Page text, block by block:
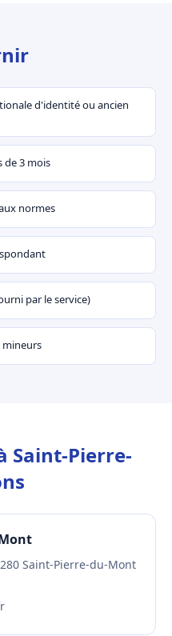
d'identité ou ancien
de 3 mois
normes
par le service)
Saint-Pierre-
Saint-Pierre-du-Mont